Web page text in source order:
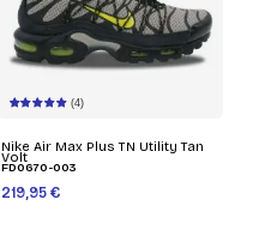
(4)
Nike Air Max Plus TN Utility Tan
Volt
FD0670-003
219,95 €